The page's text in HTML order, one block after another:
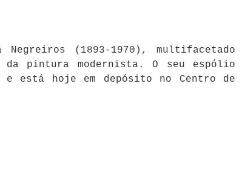
(1893-1970), multifacetado
pintura modernista. O seu espólio
está hoje em depósito no Centro de